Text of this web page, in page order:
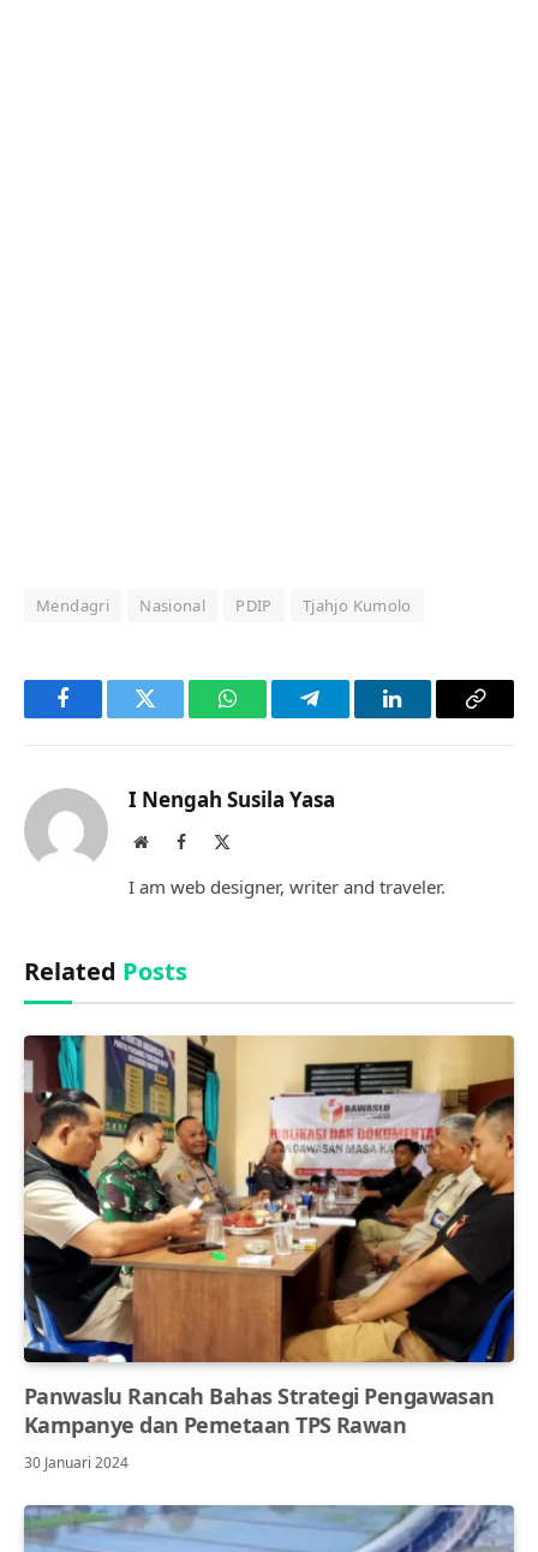
Mendagri Nasional PDIP Tjahjo Kumolo
FacebookTwitter WhatsAppTelegramLinkedInCopy
I Nengah Susila Yasa
WebsiteFacebook
I am web designer, writer and traveler.
Related Posts
Panwaslu Rancah Bahas Strategi Pengawasan
Kampanye dan Pemetaan TPS Rawan
30 Januari 2024